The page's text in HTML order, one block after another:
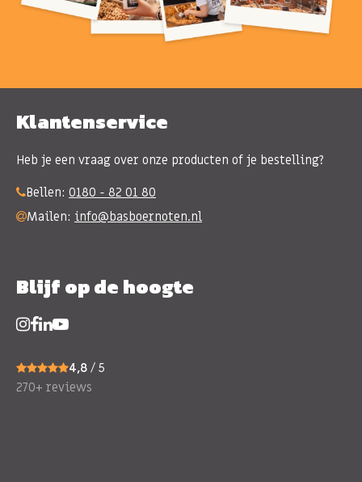
Klantenservice
Heb je een vraag over onze producten of je bestelling?
Bellen: 0180 - 82 01 80
Mailen: info@basboernoten.nl
Blijf op de hoogte
4,8 / 5
270+ reviews